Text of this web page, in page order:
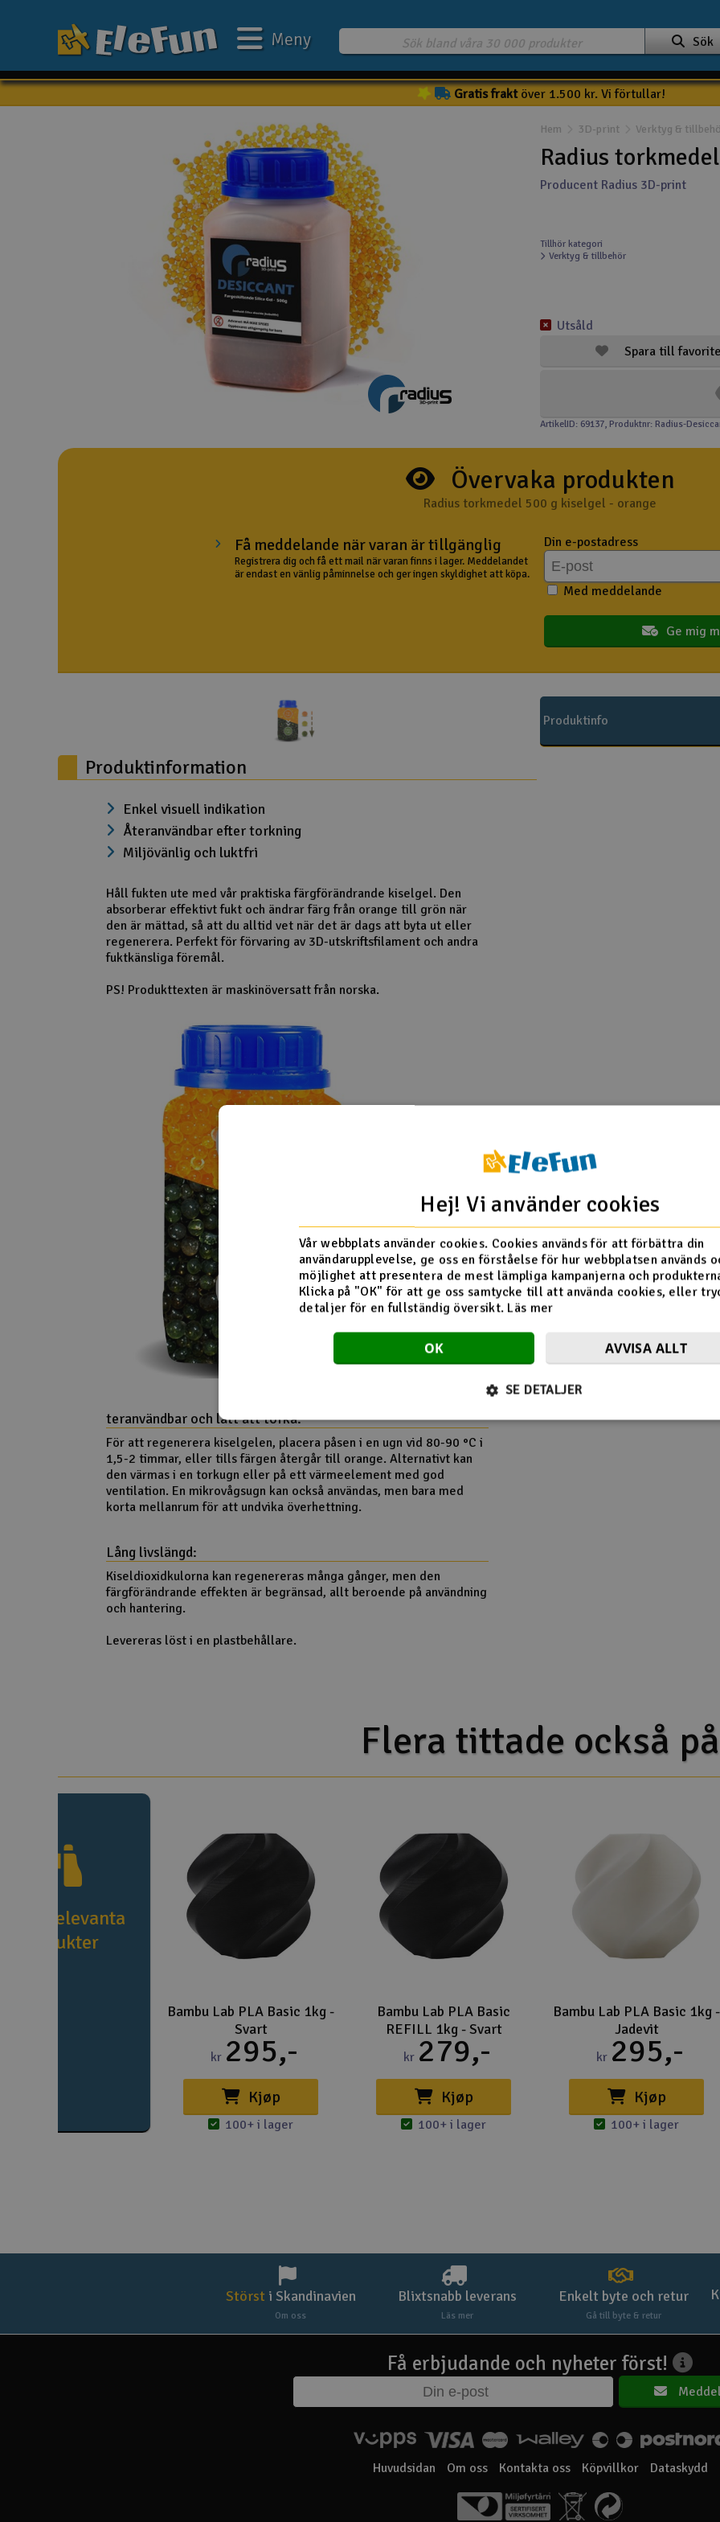
Mina favoriter
Present kort
Batteri & laddare
Flygplan
Modellbygg- och byggsatser
Radioutrustning
Smarthem, lek och hobby
Solenergi
Verktyg, utrustning och tillbehör
Sök
Meny
Gratis fraktöver 1.500 kr. Vi förtullar!
Hem 3D-print Verktyg &
Radius
Producent Radius 3D-print
Tillhör kategori
Verktyg & tillbehör
Spara till
Utsåld
ArtikelID: 69137, Produktnr: Radius-
Övervaka produkten
Radius torkmedel 500 g kiselgel - orange
Få meddelande när varan är tillgänglig
Registrera dig och få ett mail när varan finns i lager. Meddelandet
är endast en vänlig påminnelse och ger ingen skyldighet att köpa.
Din e-postadress
Med meddelande
Ge mig
Produktinfo
Produktinformation
Enkel visuell indikation
Återanvändbar efter torkning
Miljövänlig och luktfri
Håll fukten ute med vår praktiska färgförändrande kiselgel. Den
absorberar effektivt fukt och ändrar färg från orange till grön när
den är mättad, så att du alltid vet när det är dags att byta ut eller
regenerera. Perfekt för förvaring av 3D-utskriftsfilament och andra
fuktkänsliga föremål.
PS! Produkttexten är maskinöversatt från norska.
teranvändbar och lätt att torka:
För att regenerera kiselgelen, placera påsen i en ugn vid 80-90 °C i
1,5-2 timmar, eller tills färgen återgår till orange. Alternativt kan
den värmas i en torkugn eller på ett värmeelement med god
ventilation. En mikrovågsugn kan också användas, men bara med
korta mellanrum för att undvika överhettning.
Lång livslängd:
Kiseldioxidkulorna kan regenereras många gånger, men den
färgförändrande effekten är begränsad, allt beroende på användning
och hantering.
Levereras löst i en plastbehållare.
Flera tittade också på
fler relevanta
produkter
Bambu Lab PLA Basic 1kg -
Svart
kr 295,-
Kjøp
100+ i lager
Bambu Lab PLA Basic
REFILL 1kg - Svart
kr 279,-
Kjøp
100+ i lager
Bambu Lab PLA Basic 1kg -
Jadevit
kr 295,-
Kjøp
100+ i lager
Störst i Skandinavien
Om oss
Blixtsnabb leverans
Läs mer
Enkelt byte och retur
Gå till byte & retur
Få erbjudande och nyheter först!
Huvudsidan Om oss Kontakta oss Köpvillkor Dataskydd
Hej! Vi använder cookies
Vår webbplats använder cookies. Cookies används för att förbättra din
användarupplevelse, ge oss en förståelse för hur webbplatsen används
möjlighet att presentera de mest lämpliga kampanjerna och
Klicka på "OK" för att ge oss samtycke till att använda cookies, eller
detaljer för en fullständig översikt. Läs mer
OK AVVISA ALLT
SE DETALJER